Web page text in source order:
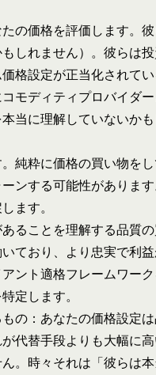
の価格を評価します。
しれません）。彼らは
格設定が正当化されて
モディティプロバイダ
当に理解していないかも
純粋に価格の買い物を
ンする可能性がありま
ます。
ることを理解する品質
ており、より忠実で利益
ント適格フレームワーク
定します。
の：あなたの価格設定
代替手段よりも大幅に
。時々それは「彼らは